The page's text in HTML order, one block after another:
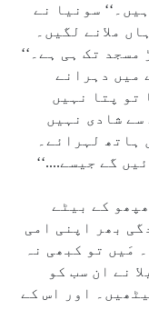
سونیا نے
ملانے لگیں۔
تک ہی ہے۔‘‘
میں دہرانے
تو پتا نہیں
شادی نہیں
ہاتھ لہرائے۔
گے جیسے....‘‘
کے بیٹے
بھر اپنی امی
مَیں تو کبھی نہ
نے ان سب کو
اور اس کے